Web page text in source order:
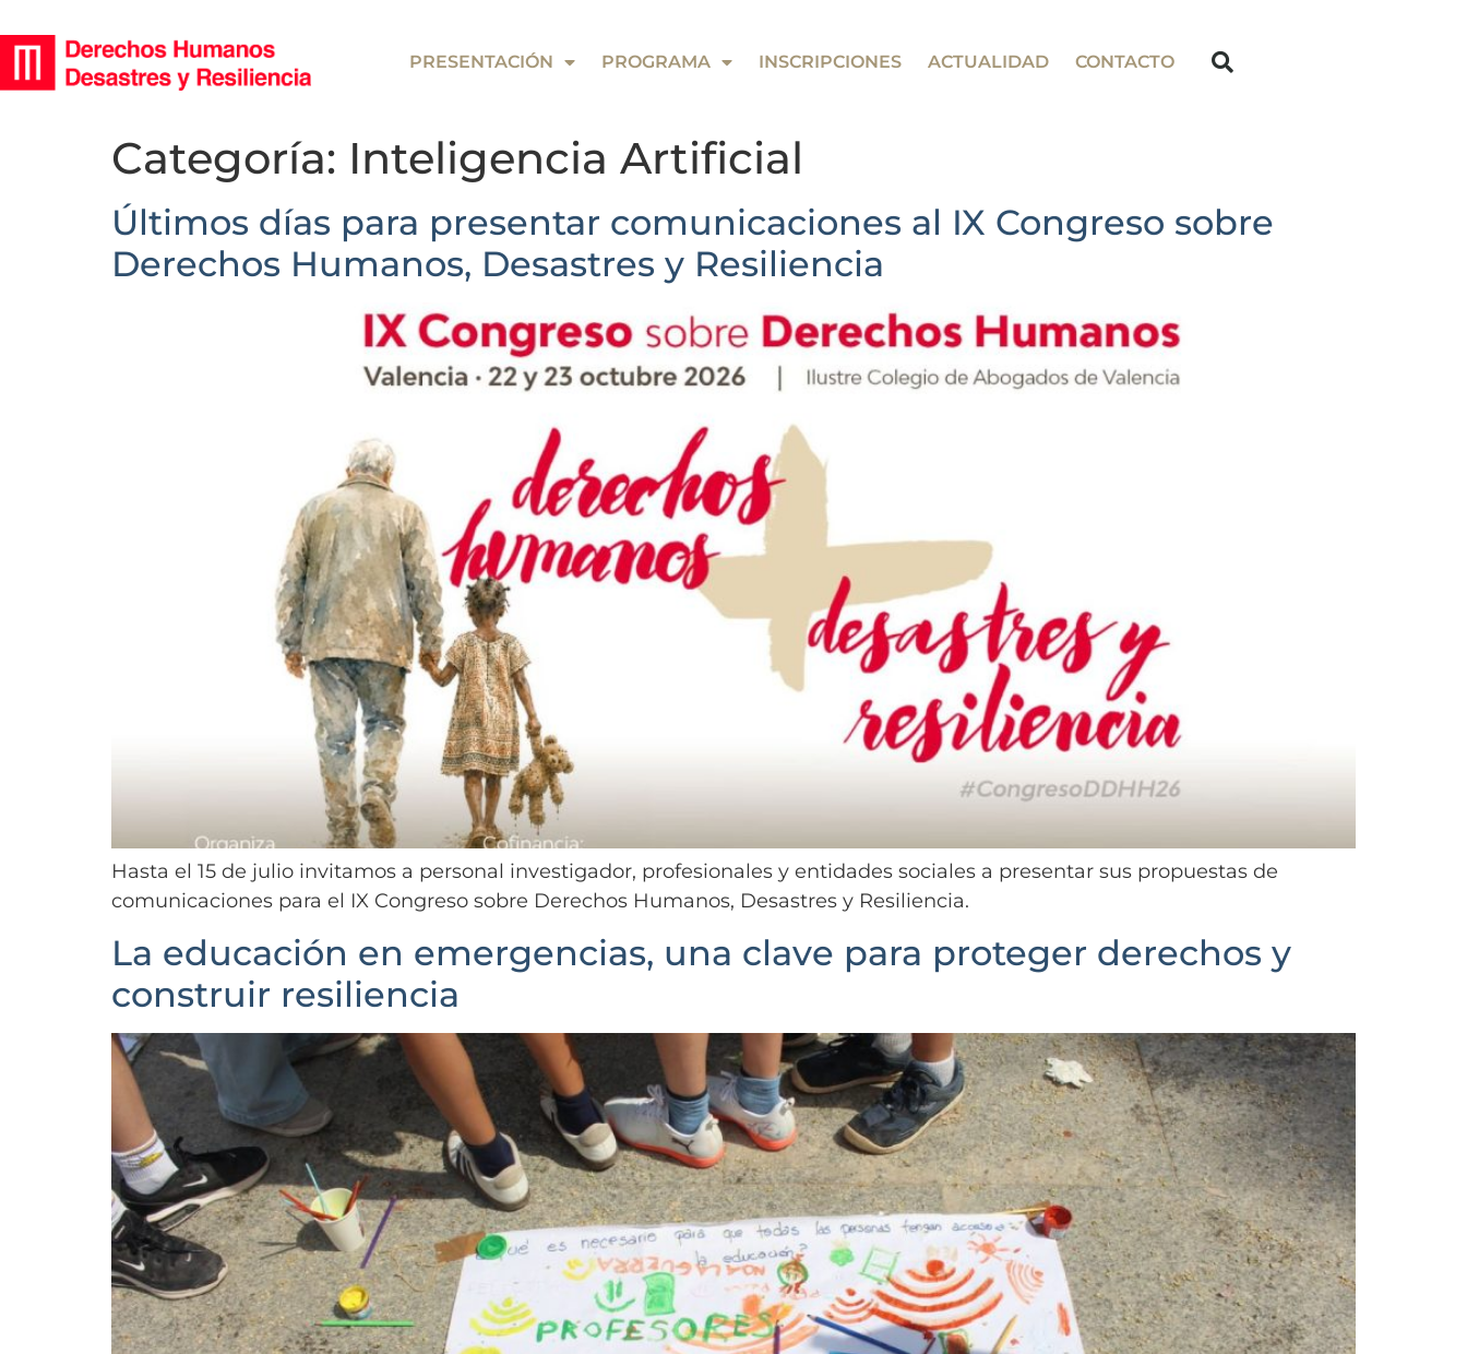
PRESENTACIÓN PROGRAMA INSCRIPCIONES ACTUALIDAD CONTACTO
Categoría: Inteligencia Artificial
Últimos días para presentar comunicaciones al IX Congreso sobre
Derechos Humanos, Desastres y Resiliencia
Hasta el 15 de julio invitamos a personal investigador, profesionales y entidades sociales a presentar sus propuestas de
comunicaciones para el IX Congreso sobre Derechos Humanos, Desastres y Resiliencia.
La educación en emergencias, una clave para proteger derechos y
construir resiliencia